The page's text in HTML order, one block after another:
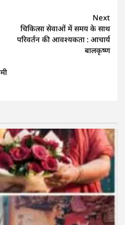
Next
चिकित्सा सेवाओं में समय के साथ
परिवर्तन की आवश्यकता : आचार्य
बालकृष्ण